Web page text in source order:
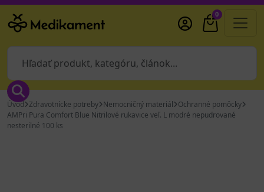
0
Úvod Zdravotnícke potreby Nemocničný materiál Ochranné pomôcky
AMPri Pura Comfort Blue Nitrilové rukavice veľ. L modré nepudrované
nesterilné 100 ks